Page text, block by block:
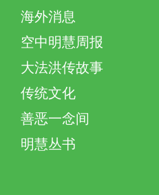
海外消息
空中明慧周报
大法洪传故事
传统文化
善恶一念间
明慧丛书